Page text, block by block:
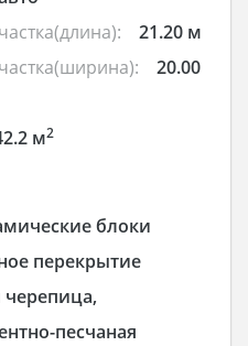
21.20 м
20.00
м2
блоки
перекрытие
черепица,
песчаная